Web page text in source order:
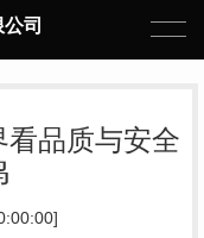
司
看品质与安全